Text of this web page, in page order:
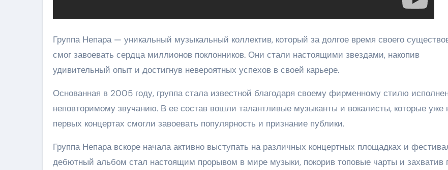
Группа Непара — уникальный музыкальный коллектив, который за долгое время своего
смог завоевать сердца миллионов поклонников. Они стали настоящими звездами, накопив
удивительный опыт и достигнув невероятных успехов в своей карьере.
Основанная в 2005 году, группа стала известной благодаря своему фирменному стилю
неповторимому звучанию. В ее состав вошли талантливые музыканты и вокалисты, которые уже
первых концертах смогли завоевать популярность и признание публики.
Группа Непара вскоре начала активно выступать на различных концертных площадках и
дебютный альбом стал настоящим прорывом в мире музыки, покорив топовые чарты и захватив